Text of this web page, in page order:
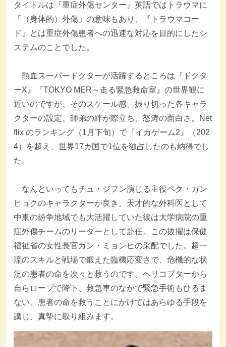
タイトルは『重症外傷センター』英語ではトラウマに
「（身体的）外傷」の意味もあり、『トラウマコー
ド』とは重症外傷患者への迅速な対応を目的にしたシ
ステムのことでした。
熱血スーパードクターが活躍するところは『ドクタ
ーX』『TOKYO MER～走る緊急救命室』の世界観に
近いのですが、そのスケール感、振り切った各キャラ
クターの設定、師弟の絆が際立ち、怒涛の面白さ。Net
flix のランキング（1月下旬）で『イカゲーム2』（202
4）を超え、世界17カ国で1位を独占したのも納得でし
た。
なんといってもチュ・ジフン演じる主役ペク・ガン
ヒョクのキャラクターが良き。天才的な外科医として
中東の紛争地域でも大活躍していた彼は大学病院の重
症外傷チームのリーダーとして赴任。この抜擢は保健
福祉省の女性長官カン・ミョンヒの采配でした。超一
流のスキルと戦場で鍛えた臨機応変さで、危機的な状
況の患者の命を次々と救うのです。ヘリコプターから
自らロープで降下、救急車のなかで緊急手術もひるま
ない。患者の命を救うことにかけてはあらゆる手段を
講じ、真摯に取り組みます。